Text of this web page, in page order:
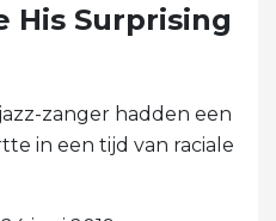
His Surprising
zanger hadden een
in een tijd van raciale